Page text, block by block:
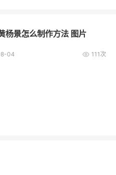
杨景怎么制作方法 图片
111次
04